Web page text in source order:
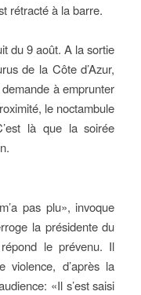
rétracté à la barre.
du 9 août. A la sortie
de la Côte d’Azur,
à emprunter
le noctambule
là que la soirée
pas plu», invoque
la présidente du
le prévenu. Il
violence, d’après la
«Il s’est saisi